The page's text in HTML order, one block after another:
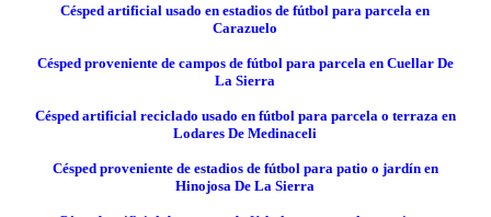
Césped artificial usado en estadios de fútbol para parcela en
Carazuelo
Césped proveniente de campos de fútbol para parcela en Cuellar De
La Sierra
Césped artificial reciclado usado en fútbol para parcela o terraza en
Lodares De Medinaceli
Césped proveniente de estadios de fútbol para patio o jardín en
Hinojosa De La Sierra